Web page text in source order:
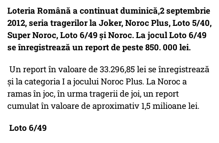
Loteria Română a continuat duminică,2 septembrie
2012, seria tragerilor la Joker, Noroc Plus, Loto 5/40,
Super Noroc, Loto 6/49 şi Noroc. La jocul Loto 6/49
se înregistrează un report de peste 850. 000 lei.
Un report în valoare de 33.296,85 lei se înregistrează
și la categoria I a jocului Noroc Plus. La Noroc a
ramas în joc, în urma tragerii de joi, un report
cumulat în valoare de aproximativ 1,5 milioane lei.
Loto 6/49